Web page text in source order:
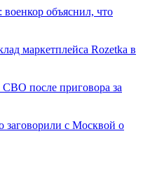
объяснил, что
маркетплейса Rozetka в
СВО после приговора за
заговорили с Москвой о